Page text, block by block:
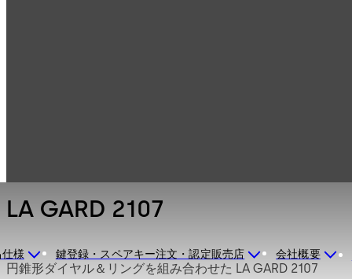
様 鍵登録・スペアキー注文・認定販売店 会社概要
LA GARD 2107
円錐形ダイヤル＆リングを組み合わせた LA GARD 2107